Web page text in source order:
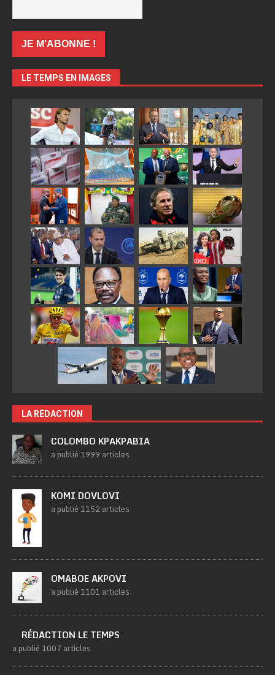
LE TEMPS EN IMAGES
LA RÉDACTION
COLOMBO KPAKPABIA
a publié 1999 articles
KOMI DOVLOVI
a publié 1152 articles
OMABOE AKPOVI
a publié 1101 articles
RÉDACTION LE TEMPS
a publié 1007 articles